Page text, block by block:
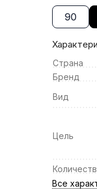
90
Страна
Бренд
Вид
Цель
Все